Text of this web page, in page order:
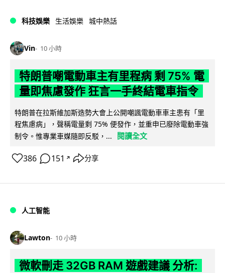
科技娛樂 生活娛樂 城中熱話
Vin 10 小時
特朗普嘲電動車主有里程病 剩 75% 電
量即焦慮發作 狂言一手終結電車指令
特朗普在拉斯維加斯造勢大會上公開嘲諷電動車車主患有「里
程焦慮病」，聲稱電量剩 75% 便發作，並重申已廢除電動車強
制令。惟專業車媒隨即反駁，...
閱讀全文
386 151 ↗ 分享
人工智能
Lawton 10 小時
微軟刪走 32GB RAM 遊戲建議 分析: